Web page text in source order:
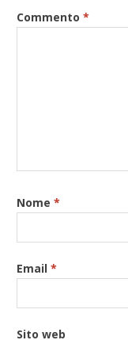
Commento*
Nome*
Email*
Sito web